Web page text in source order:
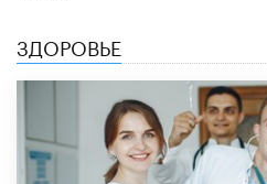
ЗДОРОВЬЕ